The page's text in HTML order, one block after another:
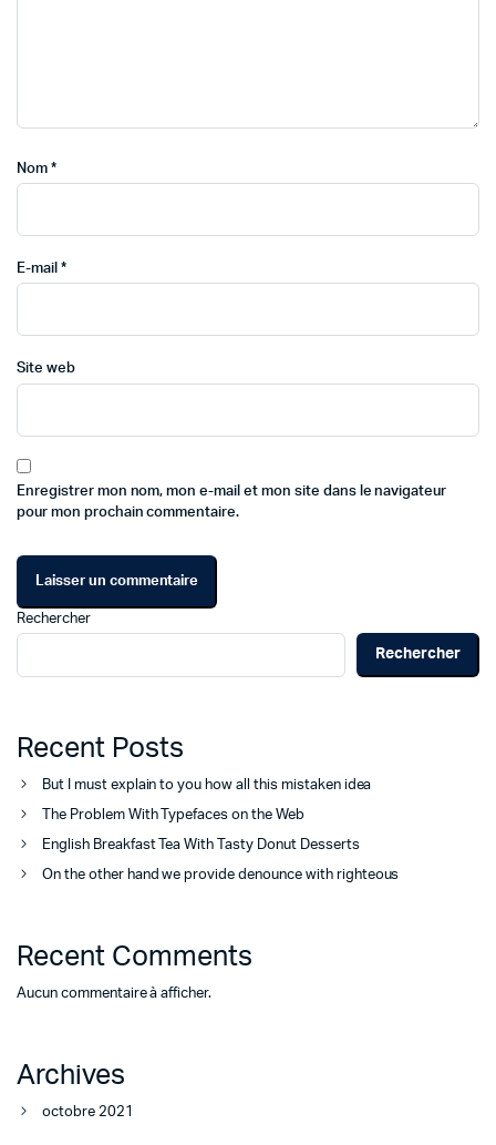
Nom *
E-mail *
Site web
Enregistrer mon nom, mon e-mail et mon site dans le navigateur
pour mon prochain commentaire.
Rechercher
Rechercher
Recent Posts
But I must explain to you how all this mistaken idea
The Problem With Typefaces on the Web
English Breakfast Tea With Tasty Donut Desserts
On the other hand we provide denounce with righteous
Recent Comments
Aucun commentaire à afficher.
Archives
octobre 2021